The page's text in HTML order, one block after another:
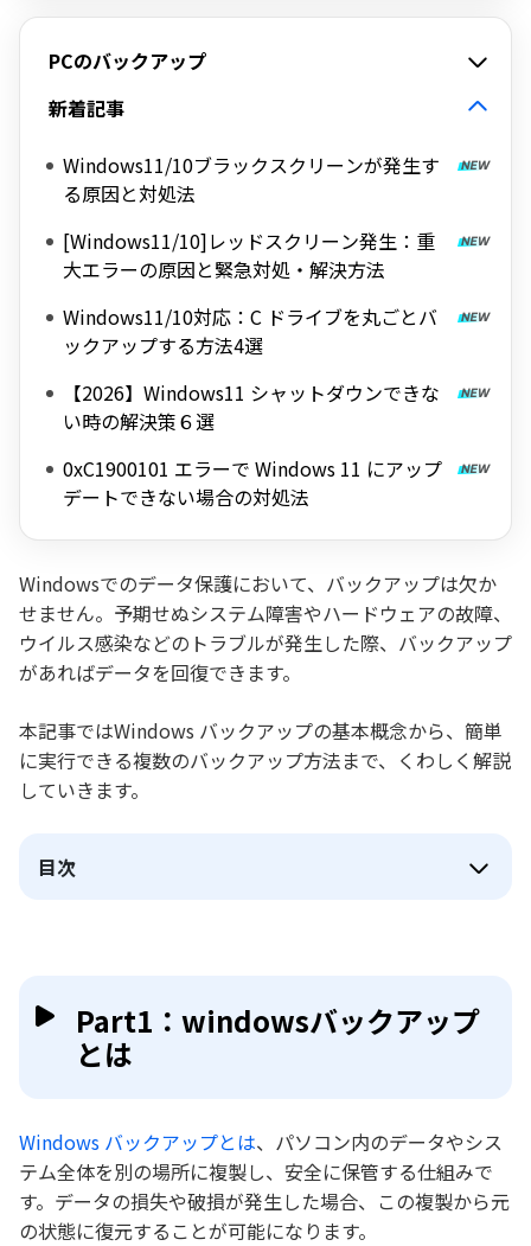
PCのバックアップ
新着記事
Windows11/10ブラックスクリーンが発生す
る原因と対処法
[Windows11/10]レッドスクリーン発生：重
大エラーの原因と緊急対処・解決方法
Windows11/10対応：C ドライブを丸ごとバ
ックアップする方法4選
【2026】Windows11 シャットダウンできな
い時の解決策６選
0xC1900101 エラーで Windows 11 にアップ
デートできない場合の対処法
Windowsでのデータ保護において、バックアップは欠か
せません。予期せぬシステム障害やハードウェアの故障、
ウイルス感染などのトラブルが発生した際、バックアップ
があればデータを回復できます。
本記事ではWindows バックアップの基本概念から、簡単
に実行できる複数のバックアップ方法まで、くわしく解説
していきます。
目次
Part1：windowsバックアップ
とは
Windows バックアップとは、パソコン内のデータやシス
テム全体を別の場所に複製し、安全に保管する仕組みで
す。データの損失や破損が発生した場合、この複製から元
の状態に復元することが可能になります。